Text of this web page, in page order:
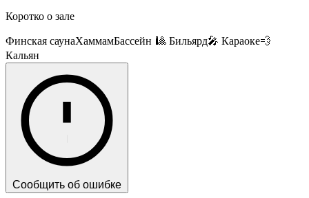
Коротко о зале
Финская саунаХаммамБассейн 🎱 Бильярд🎤 Караоке💨
Кальян
Сообщить об ошибке